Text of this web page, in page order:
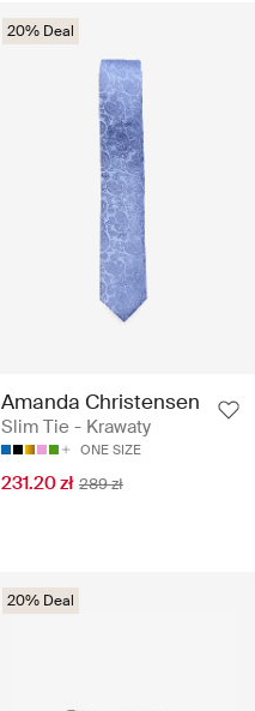
20% Deal
Amanda Christensen
Slim Tie - Krawaty
ONE SIZE
231.20 zł 289 zł
20% Deal